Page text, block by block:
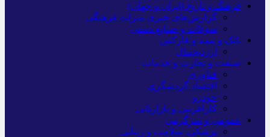
فرهنگ و تاریخ (ایران و جهان)
گزارش‌های خبری میراث فرهنگی
سوغات و صنایع دستی
بانک و بیمه و فارکس
ارزدیجیتال
صنعت و تجارت و خدمات
فناوری
اقتصاد گردشگری
خودرو
کارآفرینی و بازاریابی
عمومی و سرگرمی
پزشکی، سلامت و زیبایی